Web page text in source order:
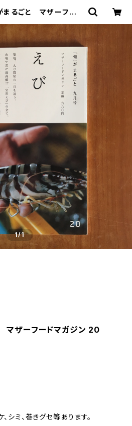
がまるごと マザーフード
1/1
マザーフードマガジン 20
シミ、巻きグセ等あります。